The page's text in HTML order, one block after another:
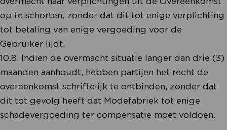
op te schorten, zonder dat dit tot enige verplichting
tot betaling van enige vergoeding voor de
Gebruiker lijdt.
10.8. Indien de overmacht situatie langer dan drie (3)
maanden aanhoudt, hebben partijen het recht de
overeenkomst schriftelijk te ontbinden, zonder dat
dit tot gevolg heeft dat Modefabriek tot enige
schadevergoeding ter compensatie moet voldoen.